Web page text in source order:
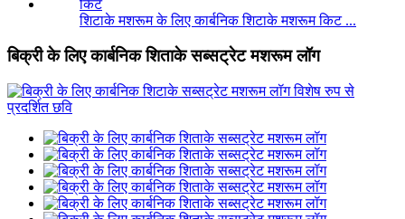
शिटाके मशरूम के लिए कार्बनिक शिटाके मशरूम किट ...
बिक्री के लिए कार्बनिक शिताके सब्सट्रेट मशरूम लॉग